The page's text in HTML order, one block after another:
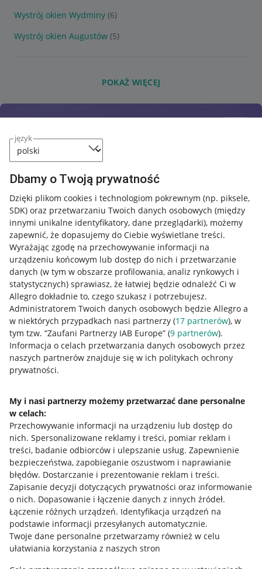
język
Dbamy o Twoją prywatność
Dzięki plikom cookies i technologiom pokrewnym (np. piksele,
SDK) oraz przetwarzaniu Twoich danych osobowych (między
innymi unikalne identyfikatory, dane przeglądarki), możemy
zapewnić, że dopasujemy do Ciebie wyświetlane treści.
Wyrażając zgodę na przechowywanie informacji na
urządzeniu końcowym lub dostęp do nich i przetwarzanie
danych (w tym w obszarze profilowania, analiz rynkowych i
statystycznych) sprawiasz, że łatwiej będzie odnaleźć Ci w
Allegro dokładnie to, czego szukasz i potrzebujesz.
Administratorem Twoich danych osobowych będzie Allegro a
w niektórych przypadkach nasi partnerzy (17 partnerów), w
tym tzw. “Zaufani Partnerzy IAB Europe” (9 partnerów).
Informacja o celach przetwarzania danych osobowych przez
naszych partnerów znajduje się w ich politykach ochrony
prywatności.
My i nasi partnerzy możemy przetwarzać dane personalne
w celach:
Przechowywanie informacji na urządzeniu lub dostęp do
nich. Spersonalizowane reklamy i treści, pomiar reklam i
treści, badanie odbiorców i ulepszanie usług. Zapewnienie
bezpieczeństwa, zapobieganie oszustwom i naprawianie
błędów. Dostarczanie i prezentowanie reklam i treści.
Zapisanie decyzji dotyczących prywatności oraz informowanie
o nich. Dopasowanie i łączenie danych z innych źródeł.
Łączenie różnych urządzeń. Identyfikacja urządzeń na
podstawie informacji przesyłanych automatycznie.
Twoje dane personalne przetwarzamy również w celu
ułatwiania korzystania z naszych stron
Wystrój okien Wydminy (6)
Wystrój okien Augustów (5)
POKAŻ WIĘCEJ
Nawigacja
Przydatne informacje
Jak to działa
Allegro Gadane dla sprzedających
Allegro Gadane dla kupujących
Mapa miejscowości
Informacje prawne
Regulamin
Polityka plików "cookies"
Ustawienia plików "cookies"